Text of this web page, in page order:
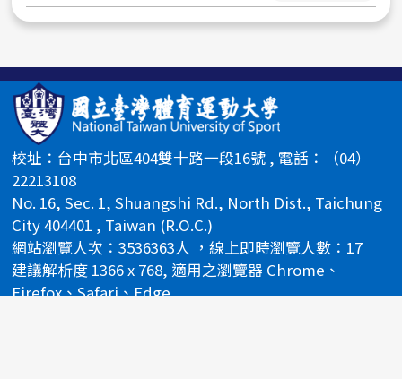
校址：台中市北區404雙十路一段16號 , 電話：（04）
22213108
No. 16, Sec. 1, Shuangshi Rd., North Dist., Taichung
City 404401 , Taiwan (R.O.C.)
網站瀏覽人次：3536363人 ，線上即時瀏覽人數：17
建議解析度 1366 x 768, 適用之瀏覽器 Chrome、
Firefox、Safari、Edge